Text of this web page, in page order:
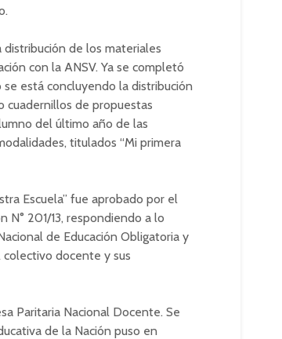
de los materiales
con la ANSV. Ya se completó
está concluyendo la distribución
cuadernillos de propuestas
del último año de las
titulados “Mi primera
Escuela” fue aprobado por el
N° 201/13, respondiendo a lo
de Educación Obligatoria y
colectivo docente y sus
Paritaria Nacional Docente. Se
de la Nación puso en